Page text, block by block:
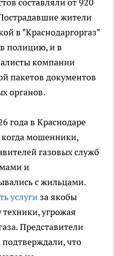
составляли от 920
жители
в "Краснодаргоргаз"
полицию, и в
компании
пакетов документов
органов.
года в Краснодаре
мошенники,
газовых служб
и
с жильцами.
услуги за якобы
угрожая
Представители
подтверждали, что